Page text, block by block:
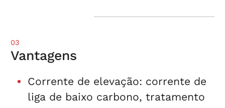
03
Vantagens
Corrente de elevação: corrente de
liga de baixo carbono, tratamento